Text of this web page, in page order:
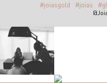
#joiasgold #joias